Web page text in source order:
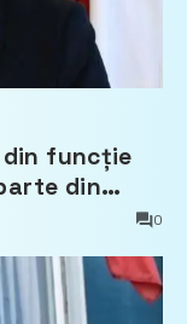
funcție
din
0